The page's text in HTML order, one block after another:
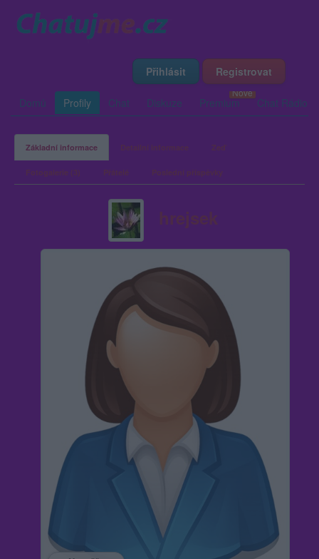
Přihlásit Registrovat
Domů Profily Chat Diskuze Premium Chat Rádio
Základní informace Detailní informace Zeď
Fotogalerie (3) Přátelé Poslední příspěvky
hrejsek